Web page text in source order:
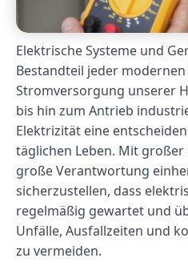
Elektrische Systeme und
Bestandteil jeder
Stromversorgung unserer
bis hin zum Antrieb
Elektrizität eine
täglichen Leben. Mit
große Verantwortung
sicherzustellen, dass
regelmäßig gewartet und
Unfälle, Ausfallzeiten und
zu vermeiden.